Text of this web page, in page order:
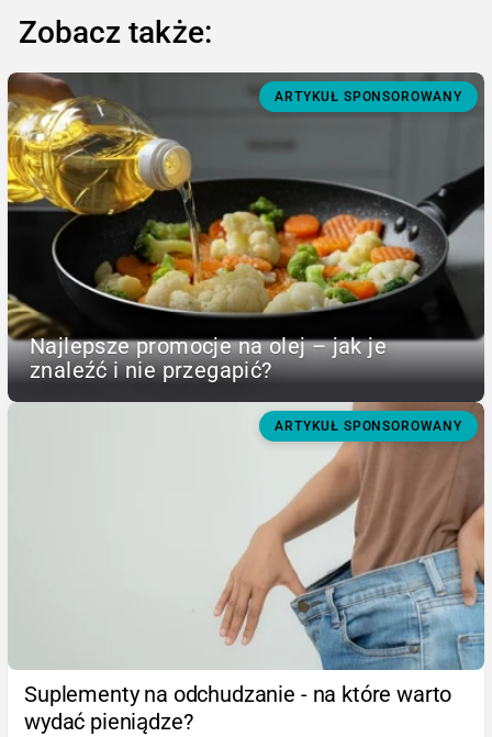
Zobacz także:
ARTYKUŁ SPONSOROWANY
Najlepsze promocje na olej – jak je
znaleźć i nie przegapić?
ARTYKUŁ SPONSOROWANY
Suplementy na odchudzanie - na które warto
wydać pieniądze?